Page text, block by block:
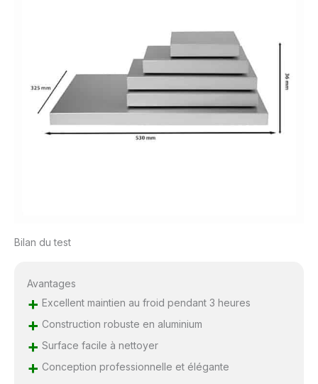
Bilan du test
Avantages
+ Excellent maintien au froid pendant 3 heures
+ Construction robuste en aluminium
+ Surface facile à nettoyer
+ Conception professionnelle et élégante